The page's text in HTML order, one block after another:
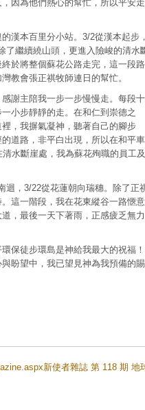
因為他們熱心的幫忙，所以平安走
漢本百里分小站。3/2從漢本起步，
了繼續繞山頭，更進入險峻的清水
於將整個蘇花公路走完，這一段路
教會張正祺牧師連日的幫忙。
謝主陪我一步一步慢慢走。每段十
小步靜靜的走。在和仁到崇德之
，我摒氣凝神，聽著自己的腳步
道路，非平白出現，所以在和平車
水斷崖處，我為蘇花殉職的員工及
迴，3/22從花蓮朝向瑞穗。除了正
這一階段，我在花東縱谷一路愜意
，最後一天下著雨，正感疲乏無力
保徒步環島是神給我最大的祝福！
盼望中，我已望見神為我預備的賜
新使者雜誌 第 118 期 地